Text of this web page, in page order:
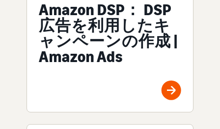
Amazon DSP： DSP
広告を利用したキ
ャンペーンの作成 |
Amazon Ads